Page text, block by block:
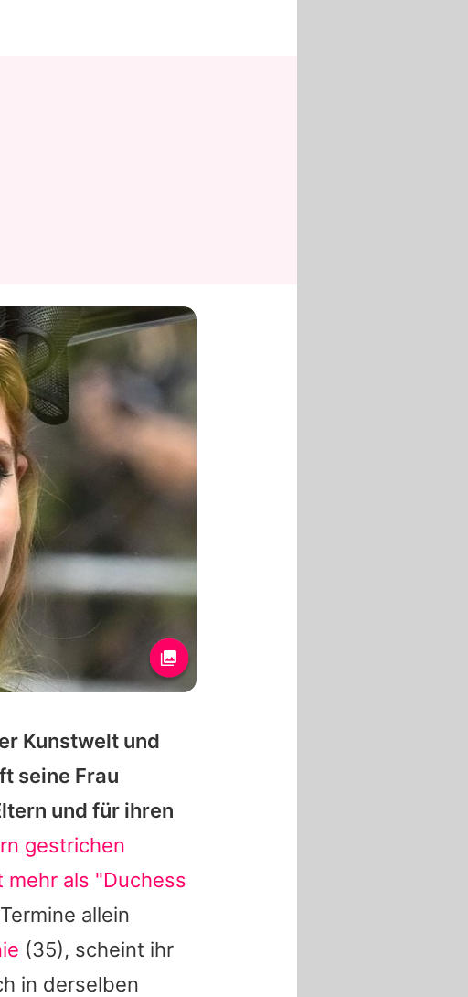
Kunstwelt und
seine Frau
und für ihren
gestrichen
mehr als "Duchess
allein
(35), scheint ihr
in derselben